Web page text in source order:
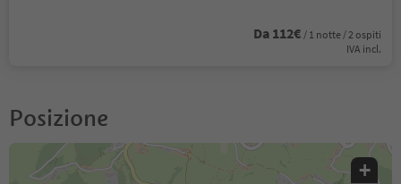
Da 112€ / 1 notte / 2 ospiti
IVA incl.
Posizione
+